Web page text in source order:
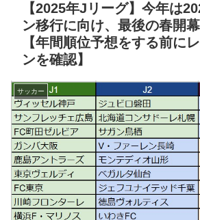
【2025年Jリーグ】今年は
ン移行に向け、最後の春開
【年間順位予想をする前に
ンを確認】
サッカー